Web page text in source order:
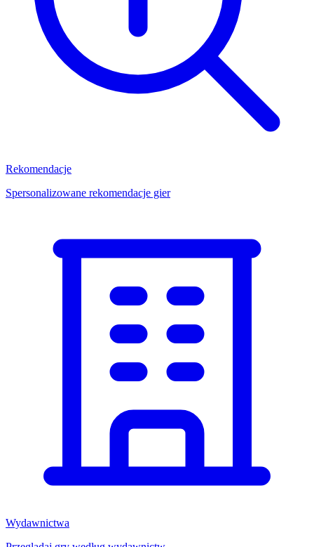
Rekomendacje
Spersonalizowane rekomendacje gier
Wydawnictwa